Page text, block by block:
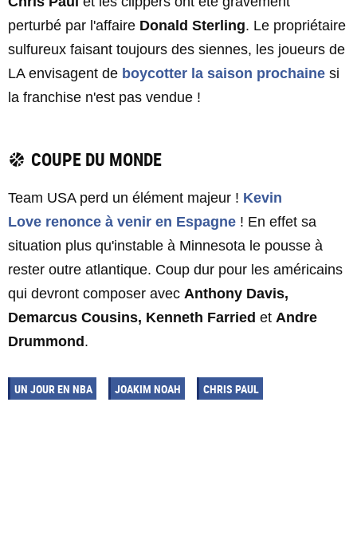
perturbé par l'affaire Donald Sterling. Le propriétaire
sulfureux faisant toujours des siennes, les joueurs de
LA envisagent de boycotter la saison prochaine si
la franchise n'est pas vendue !
COUPE DU MONDE
Team USA perd un élément majeur ! Kevin
Love renonce à venir en Espagne ! En effet sa
situation plus qu'instable à Minnesota le pousse à
rester outre atlantique. Coup dur pour les américains
qui devront composer avec Anthony Davis,
Demarcus Cousins, Kenneth Farried et Andre
Drummond .
UN JOUR EN NBA JOAKIM NOAH CHRIS PAUL